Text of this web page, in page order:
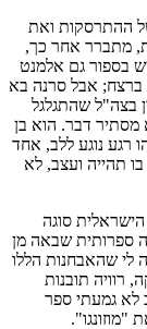
ההתרסקות ואת
מתברר אחר כך,
בספור גם אלמנט
ברצח; אבל סרנה בא
בצה"ל שהתגלגל
דבר. הוא בן
מאמין לגרסת המטוס שלו.[166] " זהו רגע נוגע ללב, אחד
תהייה ועצב, לא
סוגה
ספרותית שבאה מן
לי שהאבחנות הללו
רוויה תובנות
לא גמעתי ספר